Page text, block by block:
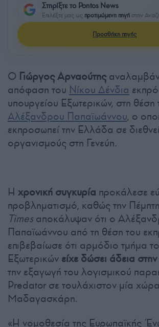
Στηρίξτε το Pontos News
Επιλέξτε μας ως προτιμώμενη πηγή στην
Προσθήκη πηγής
Ο Γιώργος Αρναούτης
απόφαση του Νίκου Δένδια
υπουργείου Εξωτερικών, στη θέση
Αλέξανδρου Παπαϊωάννου, ο
εκπροσωπεί την Ελλάδα σε
οργανισμούς στη Γενεύη.
Η χρονική συγκυρία προκάλεσε
προβληματισμό, καθώς την
Times αποκάλυψαν ότι ο
Παπαϊωάννου από τη θέση του
επιβεβαίωσε ότι αρμόδιο τμήμα
Εξωτερικών είχε δώσει άδεια
την εξαγωγή του λογισμικού
Predator σε τουλάχιστον μία
Μαδαγασκάρη.
«Η νομοθεσία της Ευρωπαϊκής